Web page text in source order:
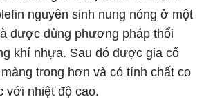
nguyên sinh nung nóng ở một
được dùng phương pháp thổi
khí nhựa. Sau đó được gia cố
trong hơn và có tính chất co
với nhiệt độ cao.